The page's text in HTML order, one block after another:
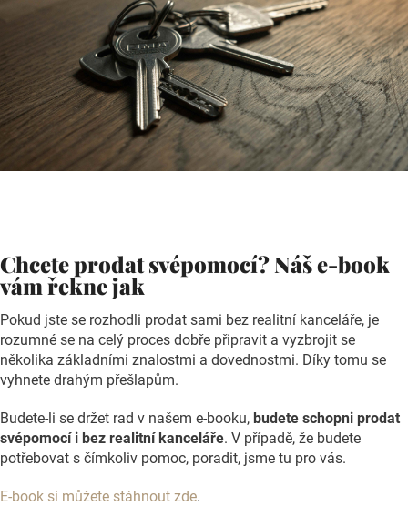
Chcete prodat svépomocí? Náš e-book
vám řekne jak
Pokud jste se rozhodli prodat sami bez realitní kanceláře, je
rozumné se na celý proces dobře připravit a vyzbrojit se
několika základními znalostmi a dovednostmi. Díky tomu se
vyhnete drahým přešlapům.
Budete-li se držet rad v našem e-booku, budete schopni prodat
svépomocí i bez realitní kanceláře. V případě, že budete
potřebovat s čímkoliv pomoc, poradit, jsme tu pro vás.
E-book si můžete stáhnout zde.